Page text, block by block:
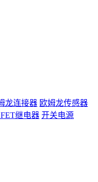
龙连接器 欧姆龙传感器
继电器 开关电源